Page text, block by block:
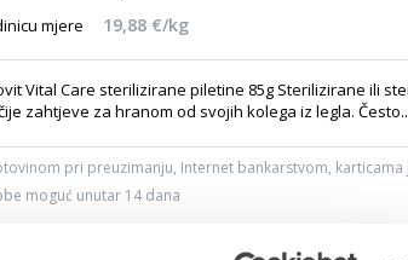
mjere 19,88 €/kg
Vital Care sterilizirane piletine 85g Sterilizirane ili
zahtjeve za hranom od svojih kolega iz legla.
pri preuzimanju, Internet bankarstvom,
moguć unutar 14 dana